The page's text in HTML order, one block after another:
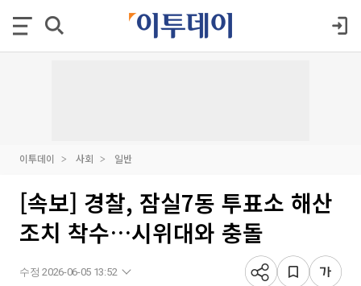
이투데이 사회 일반
[속보] 경찰, 잠실7동 투표소 해산
조치 착수…시위대와 충돌
수정 2026-06-05 13:52